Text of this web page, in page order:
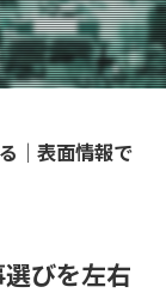
｜表面情報で
びを左右